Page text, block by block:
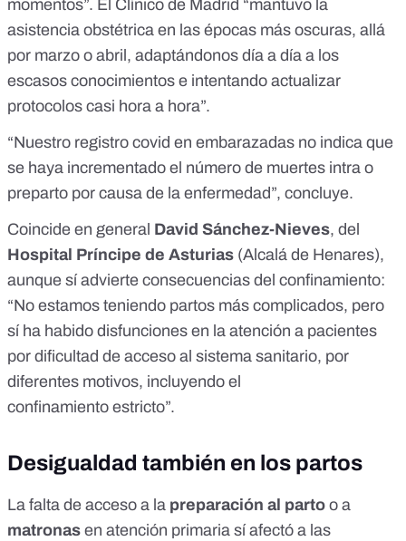
momentos”. El Clínico de Madrid “mantuvo la
asistencia obstétrica en las épocas más oscuras, allá
por marzo o abril, adaptándonos día a día a los
escasos conocimientos e intentando actualizar
protocolos casi hora a hora”.
“Nuestro registro covid en embarazadas no indica que
se haya incrementado el número de muertes intra o
preparto por causa de la enfermedad”, concluye.
Coincide en general David Sánchez-Nieves, del
Hospital Príncipe de Asturias (Alcalá de Henares),
aunque sí advierte consecuencias del confinamiento:
“No estamos teniendo partos más complicados, pero
sí ha habido disfunciones en la atención a pacientes
por dificultad de acceso al sistema sanitario, por
diferentes motivos, incluyendo el
confinamiento estricto”.
Desigualdad también en los partos
La falta de acceso a la preparación al parto o a
matronas en atención primaria sí afectó a las